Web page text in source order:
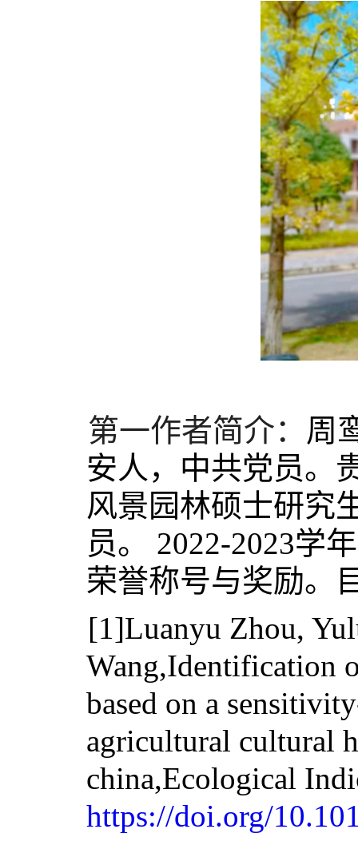
第一作者简介： 周
安人，中共党员。
风景园林硕士研究
员。 2022-2023学
荣誉称号与奖励。
[1]Luanyu Zhou,
Wang,Identification
based on a
agricultural cultural
china,Ecological
https://doi.org/